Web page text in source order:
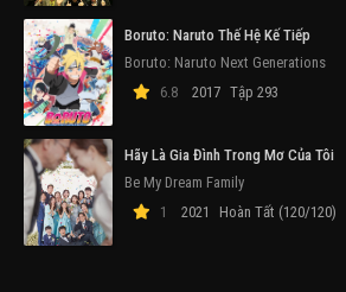
Boruto: Naruto Thế Hệ Kế Tiếp
Boruto: Naruto Next Generations
6.8
2017 Tập 293
Hãy Là Gia Đình Trong Mơ Của Tôi
Be My Dream Family
1
2021 Hoàn Tất (120/120)